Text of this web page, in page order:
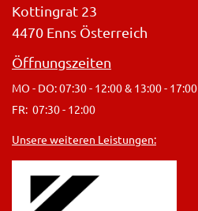
Kottingrat 23
4470 Enns Österreich
Öffnungszeiten
MO - DO: 07:30 - 12:00 & 13:00 - 17:00
FR: 07:30 - 12:00
Unsere weiteren Leistungen: